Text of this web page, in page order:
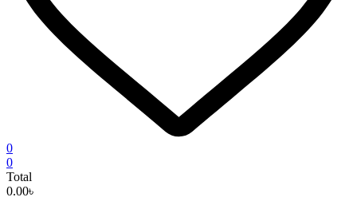
0
0
Total
0.00৳